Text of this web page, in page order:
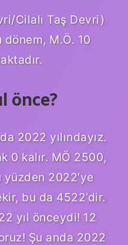
Cilalı Taş Devri)
dönem, M.Ö. 10
önce?
2022 yılındayız.
0 kalır. MÖ 2500,
yüzden 2022’ye
bu da 4522’dir.
yıl önceydi! 12
Şu anda 2022